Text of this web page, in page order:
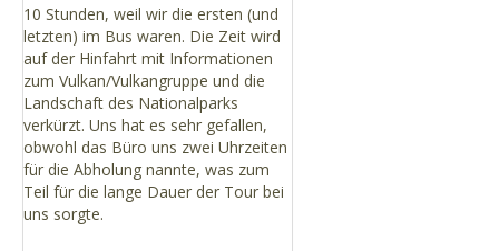
10 Stunden, weil wir die ersten (und
letzten) im Bus waren. Die Zeit wird
auf der Hinfahrt mit Informationen
zum Vulkan/Vulkangruppe und die
Landschaft des Nationalparks
verkürzt. Uns hat es sehr gefallen,
obwohl das Büro uns zwei Uhrzeiten
für die Abholung nannte, was zum
Teil für die lange Dauer der Tour bei
uns sorgte.